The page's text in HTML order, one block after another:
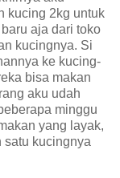
kucing 2kg untuk
aja dari toko
kucingnya. Si
ke kucing-
bisa makan
aku udah
minggu
yang layak,
satu kucingnya